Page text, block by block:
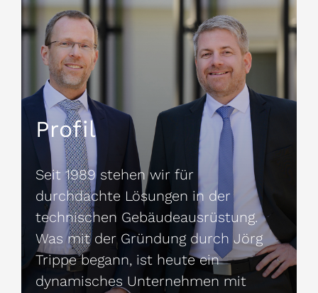
Profil
Seit 1989 stehen wir für
durchdachte Lösungen in der
technischen Gebäudeausrüstung.
Was mit der Gründung durch Jörg
Trippe begann, ist heute ein
dynamisches Unternehmen mit